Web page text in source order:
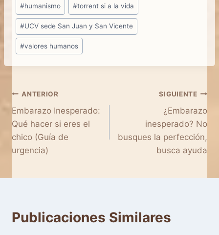
#humanismo #torrent si a la vida
#UCV sede San Juan y San Vicente
#valores humanos
Navegación
de
entradas
ANTERIOR
Embarazo Inesperado:
Qué hacer si eres el
chico (Guía de
urgencia)
SIGUIENTE
¿Embarazo
inesperado? No
busques la perfección,
busca ayuda
Publicaciones Similares